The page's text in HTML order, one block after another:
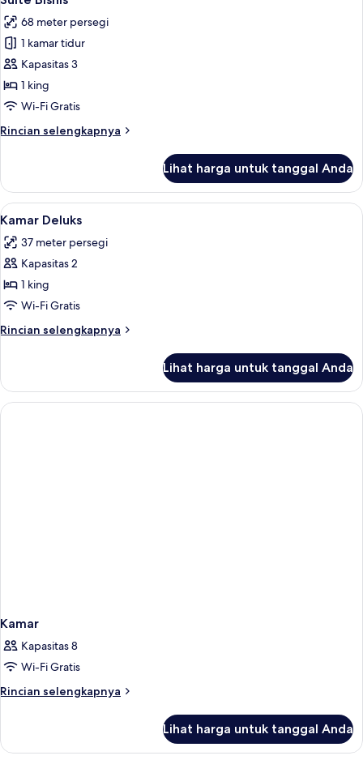
semua
foto
untuk
Suite
Bisnis
68 meter persegi
1 kamar tidur
Kapasitas 3
1 king
Wi-Fi Gratis
Rincian selengkapnya
Rincian
Suite
Bisnis
Lihat harga untuk tanggal Anda
Lihat
semua
foto
untuk
Kamar
Deluks
Kamar Deluks | Selimut bulu angsa,
3
Kamar Deluks
37 meter persegi
Kapasitas 2
1 king
Wi-Fi Gratis
Rincian selengkapnya
Rincian
Kamar
Deluks
Lihat harga untuk tanggal Anda
Kamar
Kapasitas 8
Wi-Fi Gratis
Rincian selengkapnya
Rincian
Kamar
Lihat harga untuk tanggal Anda